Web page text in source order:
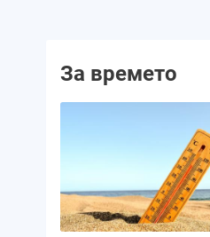
Вероятност за буря:
Влажност:
За времето